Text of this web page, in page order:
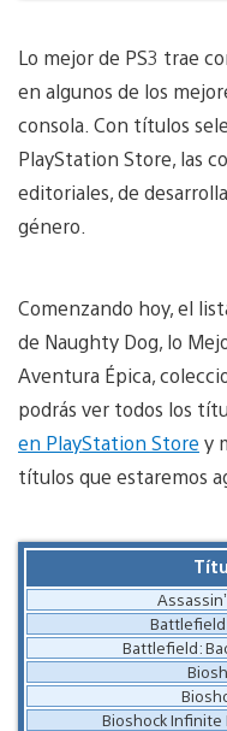
Lo mejor de PS3 trae
en algunos de los
consola. Con títulos
PlayStation Store, las
editoriales, de
género.
Comenzando hoy, el
de Naughty Dog, lo
Aventura Épica,
podrás ver todos los
en PlayStation Store y
títulos que estaremos
Battlefield
Battlefield:
Bioshock Infinite